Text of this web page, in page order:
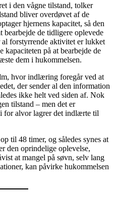
i den vågne tilstand, tolker
bliver overdøvet af de
hjernens kapacitet, så den
bearbejde de tidligere oplevede
forstyrrende aktivitet er lukket
kapaciteten på at bearbejde de
dem i hukommelsen.
hvor indlæring foregår ved at
der sender al den information
ikke helt ved siden af. Nok
tilstand – men det er
for alvor lagrer det indlærte til
til 48 timer, og således synes at
den oprindelige oplevelse,
at mangel på søvn, selv lang
kan påvirke hukommelsen